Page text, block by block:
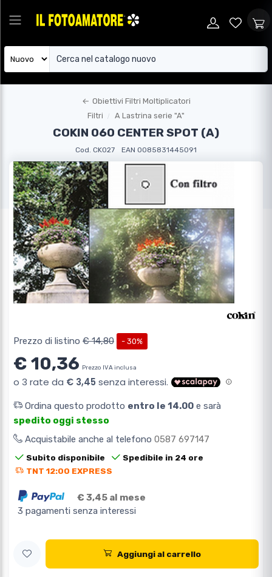
← Obiettivi Filtri Moltiplicatori
Filtri
A Lastrina serie "A"
COKIN 060 CENTER SPOT (A)
Cod. CK027 EAN 0085831445091
Prezzo di listino € 14,80 - 30%
€ 10,36 Prezzo IVA inclusa
Ordina questo prodotto entro le 14.00 e sarà
spedito oggi stesso
Acquistabile anche al telefono 0587 697147
Subito disponibile
Spedibile in 24 ore
TNT 12:00 EXPRESS
€ 3,45 al mese
3 pagamenti senza interessi
Aggiungi al carrello